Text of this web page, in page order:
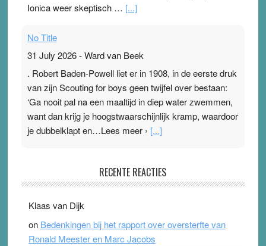
Ionica weer skeptisch … [...]
No Title
31 July 2026-Ward van Beek
. Robert Baden-Powell liet er in 1908, in de eerste druk
van zijn Scouting for boys geen twijfel over bestaan:
‘Ga nooit pal na een maaltijd in diep water zwemmen,
want dan krijg je hoogstwaarschijnlijk kramp, waardoor
je dubbelklapt en…Lees meer › [...]
Ward van Beek
topsporters. Ze hopen ermee hun hartslag te verlagen
terwijl ze meer zuurstof opnemen. Daarop heeft zo’n
pleister geen effect. Maar het gevoel ‘makkelijker te
RECENTE REACTIES
Klaas van Dijk
on Bedenkingen bij het rapport over oversterfte van
Ronald Meester en Marc Jacobs